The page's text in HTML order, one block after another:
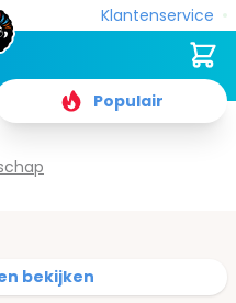
Klantenservice
Populair
Cart
bekijken